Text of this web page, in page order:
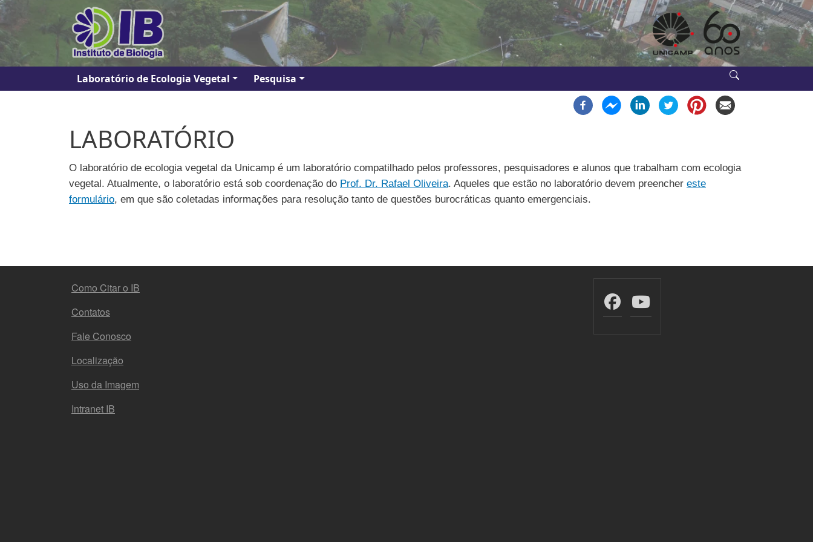
Pular para o conteúdo principal
Navegação principal
Laboratório de Ecologia Vegetal Pesquisa
LABORATÓRIO
O laboratório de ecologia vegetal da Unicamp é um laboratório compatilhado pelos professores, pesquisadores e alunos que trabalham com ecologia
vegetal. Atualmente, o laboratório está sob coordenação do Prof. Dr. Rafael Oliveira. Aqueles que estão no laboratório devem preencher este
formulário, em que são coletadas informações para resolução tanto de questões burocráticas quanto emergenciais.
MENU DO RODAPÉ
Como Citar o IB
Contatos
Fale Conosco
Localização
Uso da Imagem
Intranet IB